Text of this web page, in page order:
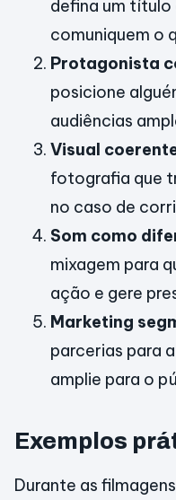
defina um título
comuniquem o
Protagonista
posicione
audiências
Visual
fotografia que
no caso de
Som como
mixagem para
ação e gere
Marketing
parcerias para
amplie para o
Exemplos
Durante as